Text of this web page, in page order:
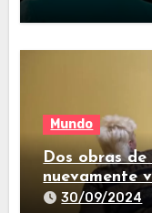
Mundo
Dos obras
nuevamente
30/09/2024